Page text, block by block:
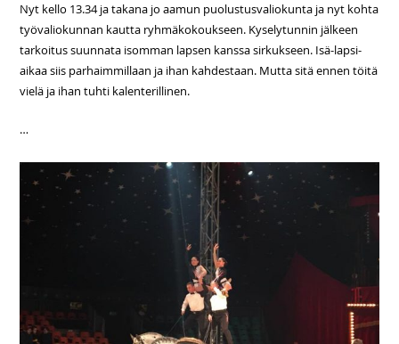
Nyt kello 13.34 ja takana jo aamun puolustusvaliokunta ja nyt kohta
työvaliokunnan kautta ryhmäkokoukseen. Kyselytunnin jälkeen
tarkoitus suunnata isomman lapsen kanssa sirkukseen. Isä-lapsi-
aikaa siis parhaimmillaan ja ihan kahdestaan. Mutta sitä ennen töitä
vielä ja ihan tuhti kalenterillinen.
…